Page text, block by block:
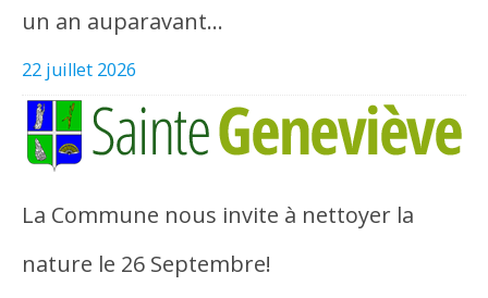
un an auparavant…
22 juillet 2026
La Commune nous invite à nettoyer la
nature le 26 Septembre!